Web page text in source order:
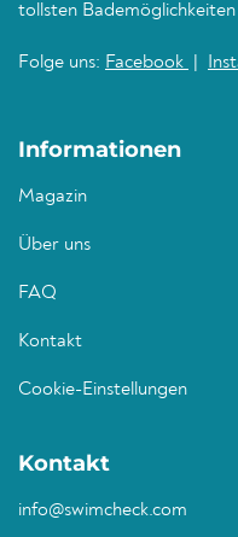
tollsten
Folge uns: Facebook
Informationen
Magazin
Über uns
FAQ
Kontakt
Cookie-Einstellungen
Kontakt
info@swimcheck.com